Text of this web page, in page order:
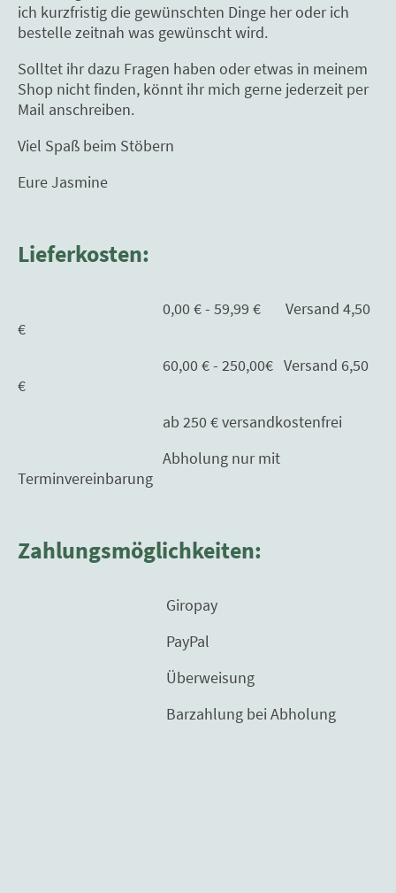
ich kurzfristig die gewünschten Dinge her oder ich
bestelle zeitnah was gewünscht wird.
Solltet ihr dazu Fragen haben oder etwas in meinem
Shop nicht finden, könnt ihr mich gerne jederzeit per
Mail anschreiben.
Viel Spaß beim Stöbern
Eure Jasmine
Lieferkosten:
0,00 € - 59,99 € Versand 4,50
€
60,00 € - 250,00€ Versand 6,50
€
ab 250 € versandkostenfrei
Abholung nur mit
Terminvereinbarung
Zahlungsmöglichkeiten:
Giropay
PayPal
Überweisung
Barzahlung bei Abholung